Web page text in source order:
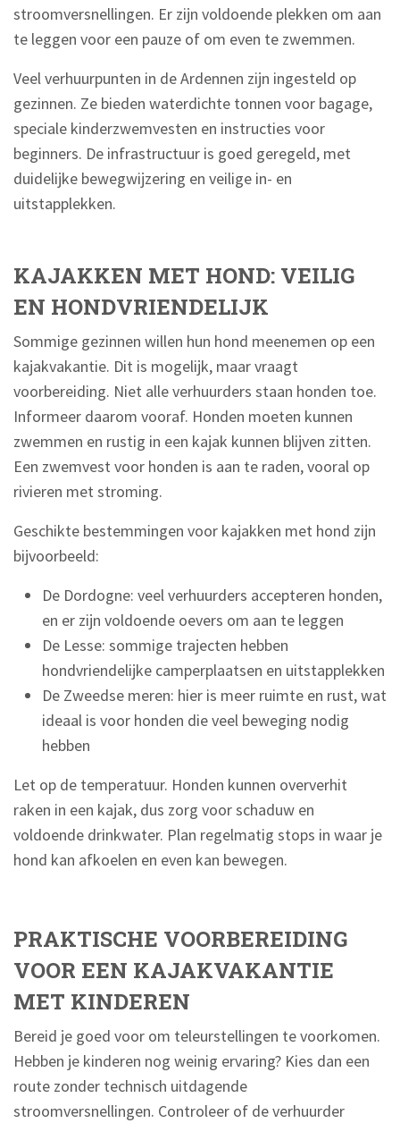
stroomversnellingen. Er zijn voldoende plekken om aan
te leggen voor een pauze of om even te zwemmen.
Veel verhuurpunten in de Ardennen zijn ingesteld op
gezinnen. Ze bieden waterdichte tonnen voor bagage,
speciale kinderzwemvesten en instructies voor
beginners. De infrastructuur is goed geregeld, met
duidelijke bewegwijzering en veilige in- en
uitstapplekken.
KAJAKKEN MET HOND: VEILIG
EN HONDVRIENDELIJK
Sommige gezinnen willen hun hond meenemen op een
kajakvakantie. Dit is mogelijk, maar vraagt
voorbereiding. Niet alle verhuurders staan honden toe.
Informeer daarom vooraf. Honden moeten kunnen
zwemmen en rustig in een kajak kunnen blijven zitten.
Een zwemvest voor honden is aan te raden, vooral op
rivieren met stroming.
Geschikte bestemmingen voor kajakken met hond zijn
bijvoorbeeld:
De Dordogne: veel verhuurders accepteren honden,
en er zijn voldoende oevers om aan te leggen
De Lesse: sommige trajecten hebben
hondvriendelijke camperplaatsen en uitstapplekken
De Zweedse meren: hier is meer ruimte en rust, wat
ideaal is voor honden die veel beweging nodig
hebben
Let op de temperatuur. Honden kunnen oververhit
raken in een kajak, dus zorg voor schaduw en
voldoende drinkwater. Plan regelmatig stops in waar je
hond kan afkoelen en even kan bewegen.
PRAKTISCHE VOORBEREIDING
VOOR EEN KAJAKVAKANTIE
MET KINDEREN
Bereid je goed voor om teleurstellingen te voorkomen.
Hebben je kinderen nog weinig ervaring? Kies dan een
route zonder technisch uitdagende
stroomversnellingen. Controleer of de verhuurder